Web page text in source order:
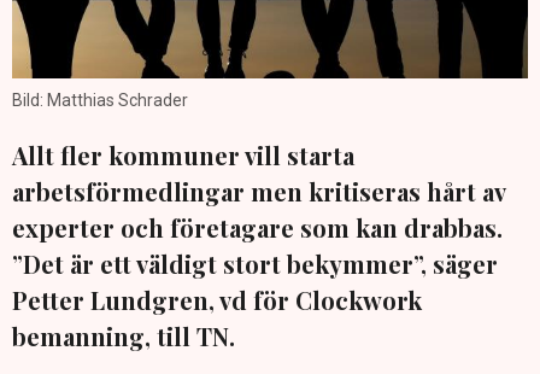
Bild: Matthias Schrader
Allt fler kommuner vill starta
arbetsförmedlingar men kritiseras hårt av
experter och företagare som kan drabbas.
”Det är ett väldigt stort bekymmer”, säger
Petter Lundgren, vd för Clockwork
bemanning, till TN.